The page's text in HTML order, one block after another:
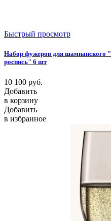
Быстрый просмотр
Набор фужеров для шампанского
роспись" 6 шт
10 100 руб.
Добавить
в корзину
Добавить
в избранное